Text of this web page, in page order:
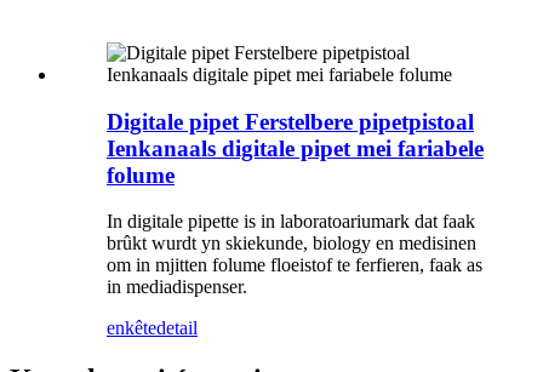
Digitale pipet Ferstelbere pipetpistoal
Ienkanaals digitale pipet mei fariabele
folume
In digitale pipette is in laboratoariumark dat faak
brûkt wurdt yn skiekunde, biology en medisinen
om in mjitten folume floeistof te ferfieren, faak as
in mediadispenser.
enkêtedetail